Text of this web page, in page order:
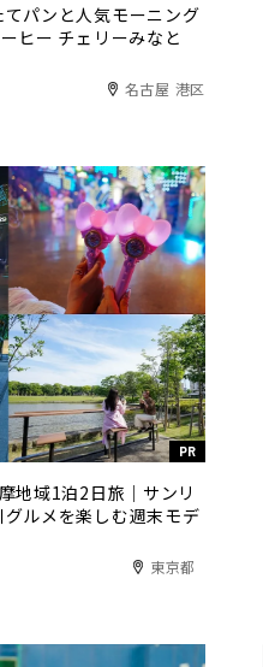
てパンと人気モーニング
ヒー チェリーみなと
名古屋 港区
PR
地域1泊2日旅｜サンリ
ルメを楽しむ週末モデ
東京都